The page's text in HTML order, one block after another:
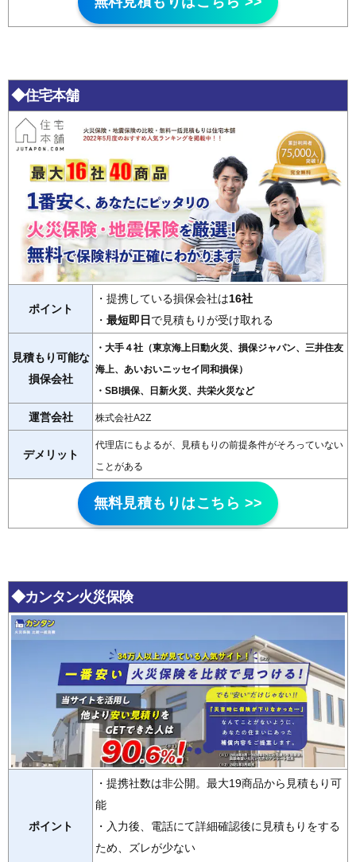
◆住宅本舗
ポイント
・提携している損保会社は16社
・ 最短即日 で見積もりが受け取れる
見積もり可能な
損保会社
・大手４社（東京海上日動火災、損保ジャパン、三井住友
海上、あいおいニッセイ同和損保）
・SBI損保、日新火災、共栄火災など
運営会社 株式会社A2Z
デメリット
代理店にもよるが、見積もりの前提条件がそろっていない
ことがある
無料見積もりはこちら >>
◆カンタン火災保険
ポイント
・提携社数は非公開。最大19商品から見積もり可
能
・入力後、電話にて詳細確認後に見積もりをする
ため、ズレが少ない